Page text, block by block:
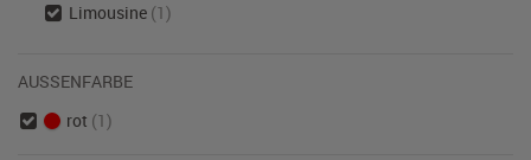
Limousine (1)
AUSSENFARBE
rot (1)